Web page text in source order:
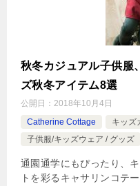
秋冬カジュアル子供服
ズ秋冬アイテム8選
公開日： 2018年10月4日
Catherine Cottage
キッズ
子供服/キッズウェア / グッズ
通園通学にもぴったり、
トを彩るキャサリンコテ